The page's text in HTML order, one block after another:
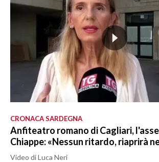
CRONACA SARDEGNA
Anfiteatro romano di Cagliari,
Chiappe: «Nessun ritardo, riaprirà
Video di Luca Neri